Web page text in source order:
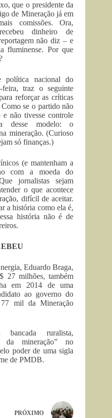
que o presidente da
de Mineração já em
comissões. Ora,
dinheiro de
não diz – e
fluminense. Por que
política nacional do
feira, traz o seguinte
reforçar as críticas
se o partido não
não tivesse controle
desse modelo: o
mineração. (Curioso
só finanças.)
(e mantenham a
com a moeda do
jornalistas sejam
o que acontece
difícil de aceitar.
a história como ela é,
história não é de
Eduardo Braga,
27 milhões, também
em 2014 de uma
ao governo do
mil da Mineração
ruralista,
da mineração” no
poder de uma sigla
de PMDB.
PRÓXIMO